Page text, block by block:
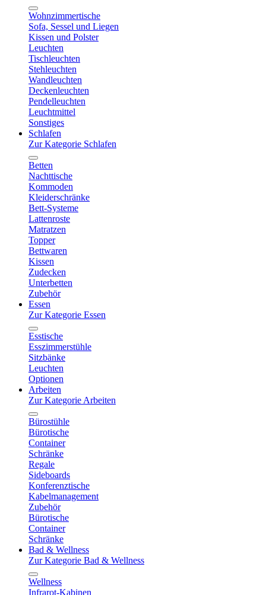
Wohnzimmertische
Sofa, Sessel und Liegen
Kissen und Polster
Leuchten
Tischleuchten
Stehleuchten
Wandleuchten
Deckenleuchten
Pendelleuchten
Leuchtmittel
Sonstiges
Schlafen
Zur Kategorie Schlafen
Betten
Nachttische
Kommoden
Kleiderschränke
Bett-Systeme
Lattenroste
Matratzen
Topper
Bettwaren
Kissen
Zudecken
Unterbetten
Zubehör
Essen
Zur Kategorie Essen
Esstische
Esszimmerstühle
Sitzbänke
Leuchten
Optionen
Arbeiten
Zur Kategorie Arbeiten
Bürostühle
Bürotische
Container
Schränke
Regale
Sideboards
Konferenztische
Kabelmanagement
Zubehör
Bürotische
Container
Schränke
Bad & Wellness
Zur Kategorie Bad & Wellness
Wellness
Infrarot-Kabinen